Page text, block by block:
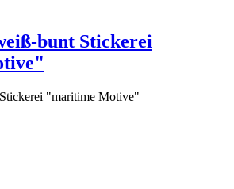
bunt Stickerei
"maritime Motive"